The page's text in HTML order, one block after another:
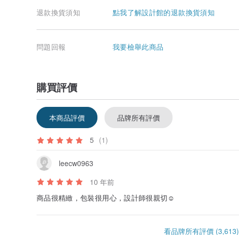
退款換貨須知 點我了解設計館的退款換貨須知
問題回報 我要檢舉此商品
購買評價
本商品評價 品牌所有評價
5 (1)
leecw0963
10 年前
商品很精緻，包裝很用心，設計師很親切☺️
看品牌所有評價 (3,613)